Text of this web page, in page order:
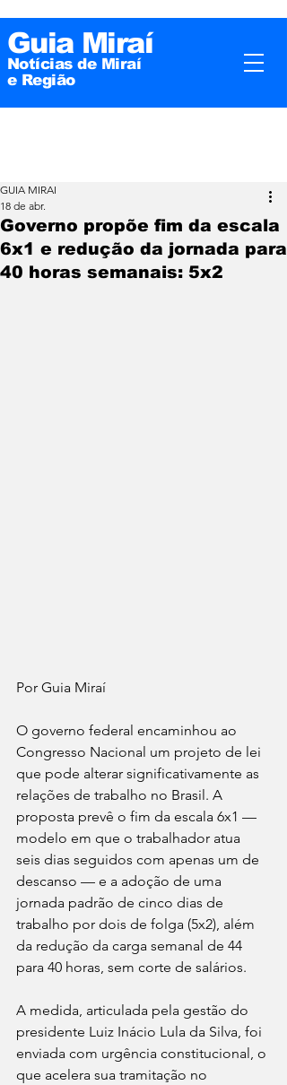
Guia Miraí
Notícias de Miraí
e Região
Governo propõe fim da escala
6x1 e redução da jornada para
40 horas semanais: 5x2
GUIA MIRAI
18 de abr.
Por Guia Miraí
O governo federal encaminhou ao
Congresso Nacional um projeto de lei
que pode alterar significativamente as
relações de trabalho no Brasil. A
proposta prevê o fim da escala 6x1 —
modelo em que o trabalhador atua
seis dias seguidos com apenas um de
descanso — e a adoção de uma
jornada padrão de cinco dias de
trabalho por dois de folga (5x2), além
da redução da carga semanal de 44
para 40 horas, sem corte de salários.
A medida, articulada pela gestão do
presidente Luiz Inácio Lula da Silva, foi
enviada com urgência constitucional, o
que acelera sua tramitação no